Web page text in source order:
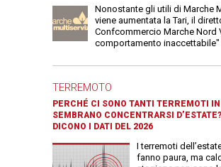
Nonostante gli utili di Marche
viene aumentata la Tari, il
Confcommercio Marche Nord
comportamento inaccettabile"
TERREMOTO
PERCHÉ CI SONO TANTI TERREMOTI
SEMBRANO CONCENTRARSI
DICONO I DATI DEL 2026
I terremoti
fanno paura, ma